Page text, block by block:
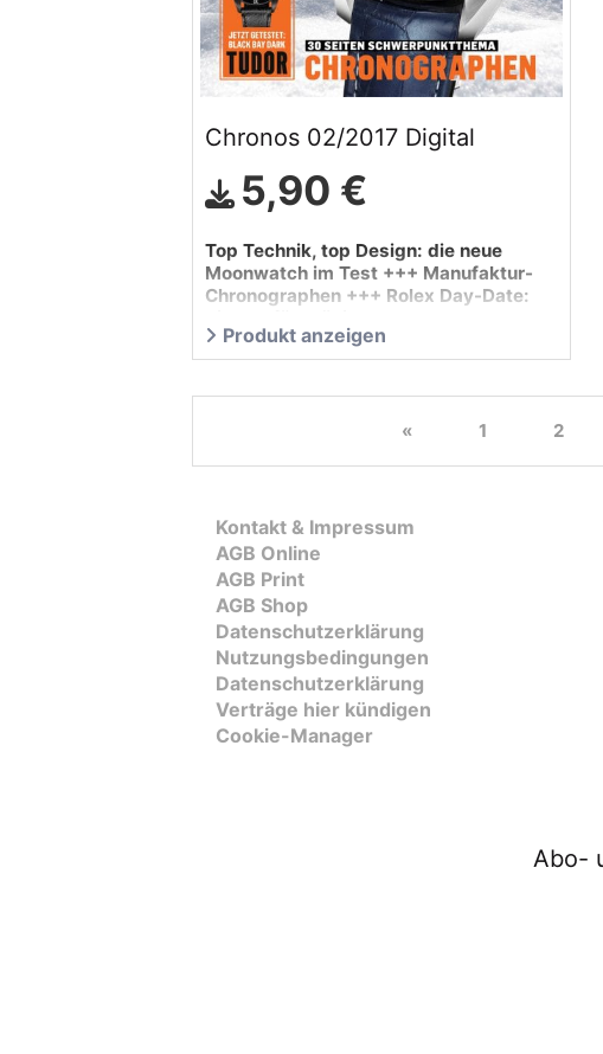
Chronos 02/2017 Digital
5,90 €
Top Technik, top Design: die neue
Moonwatch im Test +++ Manufaktur-
Chronographen +++ Rolex Day-Date:
Schwerpunkt: …
Produkt anzeigen
« 1 2
Kontakt & Impressum
AGB Online
AGB Print
AGB Shop
Datenschutzerklärung
Nutzungsbedingungen
Datenschutzerklärung
Verträge hier kündigen
Cookie-Manager
Abo-